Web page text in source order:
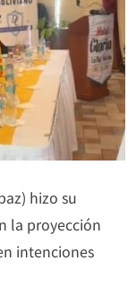
hizo su
la proyección
intenciones